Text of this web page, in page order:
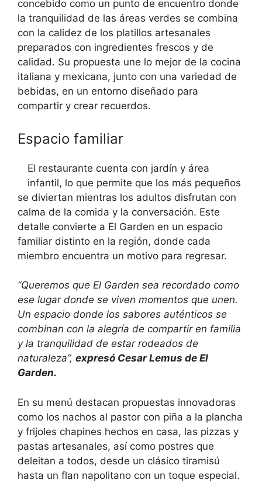
concebido como un punto de encuentro donde
la tranquilidad de las áreas verdes se combina
con la calidez de los platillos artesanales
preparados con ingredientes frescos y de
calidad. Su propuesta une lo mejor de la cocina
italiana y mexicana, junto con una variedad de
bebidas, en un entorno diseñado para
compartir y crear recuerdos.
Espacio familiar
El restaurante cuenta con jardín y área
infantil, lo que permite que los más pequeños
se diviertan mientras los adultos disfrutan con
calma de la comida y la conversación. Este
detalle convierte a El Garden en un espacio
familiar distinto en la región, donde cada
miembro encuentra un motivo para regresar.
“Queremos que El Garden sea recordado como
ese lugar donde se viven momentos que unen.
Un espacio donde los sabores auténticos se
combinan con la alegría de compartir en familia
y la tranquilidad de estar rodeados de
naturaleza”, expresó Cesar Lemus de El
Garden.
En su menú destacan propuestas innovadoras
como los nachos al pastor con piña a la plancha
y frijoles chapines hechos en casa, las pizzas y
pastas artesanales, así como postres que
deleitan a todos, desde un clásico tiramisú
hasta un flan napolitano con un toque especial.